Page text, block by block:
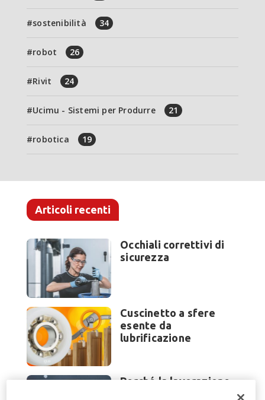
sostenibilità 34
robot 26
Rivit 24
Ucimu - Sistemi per Produrre 21
robotica 19
Articoli recenti
Occhiali correttivi di
sicurezza
Cuscinetto a sfere
esente da
lubrificazione
Perché la lavorazione